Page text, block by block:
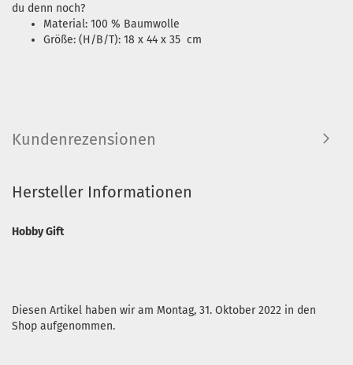
du denn noch?
Material: 100 % Baumwolle
Größe: (H/B/T): 18 x 44 x 35 cm
Kundenrezensionen
Hersteller Informationen
Hobby Gift
Diesen Artikel haben wir am Montag, 31. Oktober 2022 in den
Shop aufgenommen.